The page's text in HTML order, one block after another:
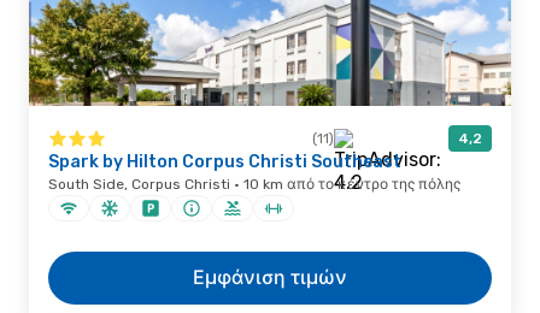
(11) 4,2
Spark by Hilton Corpus Christi Southeast
South Side, Corpus Christi · 10 km από το κέντρο της πόλης
Εμφάνιση τιμών